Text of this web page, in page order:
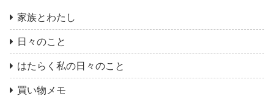
家族とわたし
日々のこと
はたらく私の日々のこと
買い物メモ